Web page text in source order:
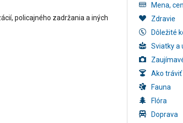
policajného zadržania a iných
Mena,
Zdravie
Dôležité
Sviatky a
Ako tráviť
Fauna
Flóra
Doprava